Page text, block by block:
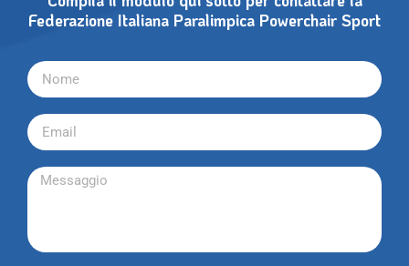
Federazione Italiana Paralimpica Powerchair Sport